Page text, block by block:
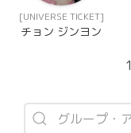
[UNIVERSE TICKET]
チョン ジンヨン
1